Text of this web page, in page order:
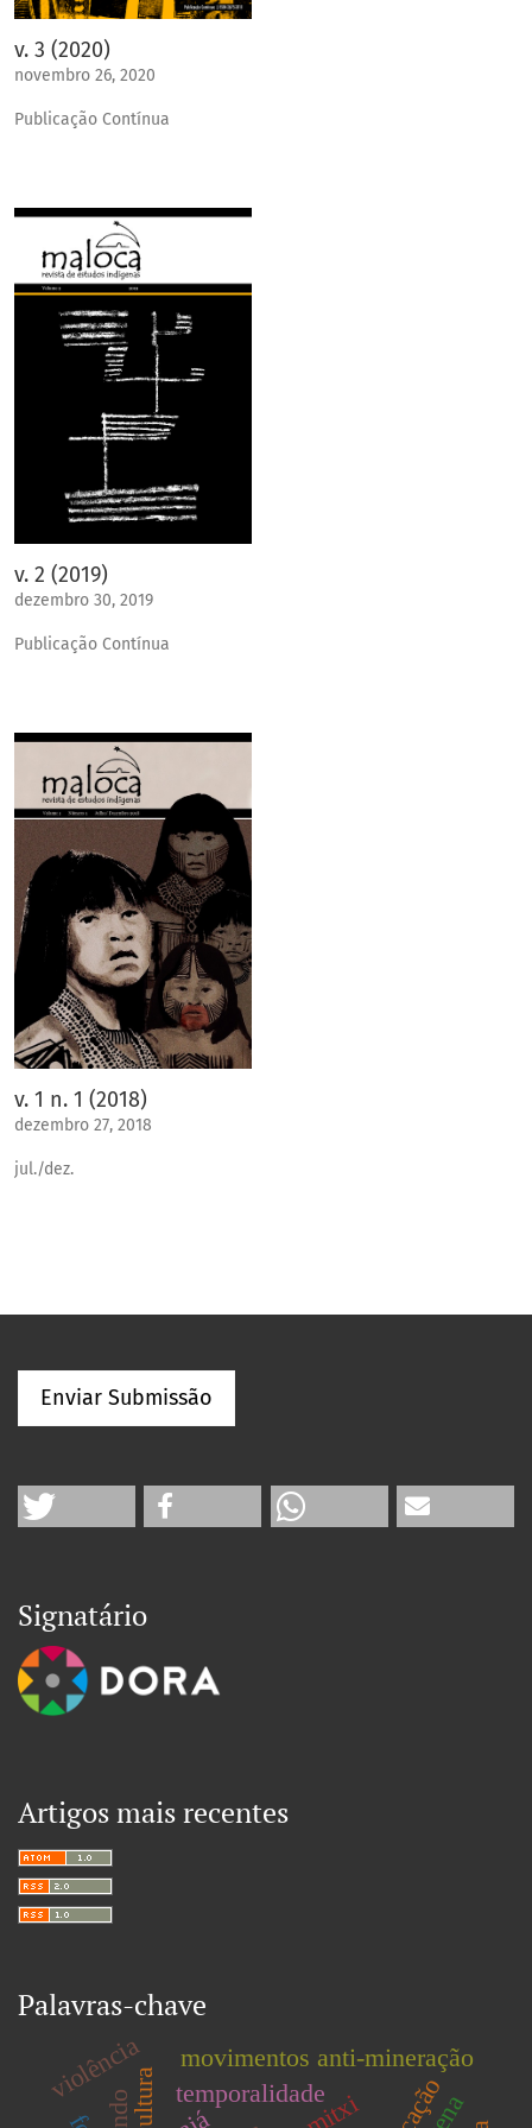
v. 3 (2020)
novembro 26, 2020
Publicação Contínua
v. 2 (2019)
dezembro 30, 2019
Publicação Contínua
v. 1 n. 1 (2018)
dezembro 27, 2018
jul./dez.
Enviar Submissão
Signatário
Artigos mais recentes
Palavras-chave
movimentos anti-mineração
temporalidade
violência